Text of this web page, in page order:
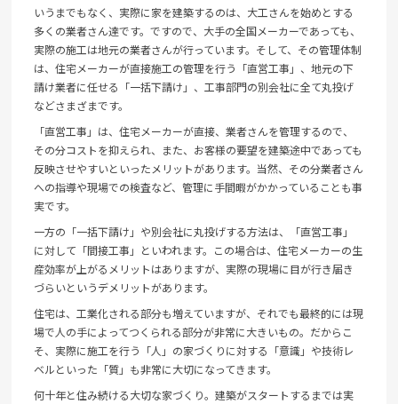
いうまでもなく、実際に家を建築するのは、大工さんを始めとする
多くの業者さん達です。ですので、大手の全国メーカーであっても、
実際の施工は地元の業者さんが行っています。そして、その管理体制
は、住宅メーカーが直接施工の管理を行う「直営工事」、地元の下
請け業者に任せる「一括下請け」、工事部門の別会社に全て丸投げ
などさまざまです。
「直営工事」は、住宅メーカーが直接、業者さんを管理するので、
その分コストを抑えられ、また、お客様の要望を建築途中であっても
反映させやすいといったメリットがあります。当然、その分業者さん
への指導や現場での検査など、管理に手間暇がかかっていることも事
実です。
一方の「一括下請け」や別会社に丸投げする方法は、「直営工事」
に対して「間接工事」といわれます。この場合は、住宅メーカーの生
産効率が上がるメリットはありますが、実際の現場に目が行き届き
づらいというデメリットがあります。
住宅は、工業化される部分も増えていますが、それでも最終的には現
場で人の手によってつくられる部分が非常に大きいもの。だからこ
そ、実際に施工を行う「人」の家づくりに対する「意識」や技術レ
ベルといった「質」も非常に大切になってきます。
何十年と住み続ける大切な家づくり。建築がスタートするまでは実